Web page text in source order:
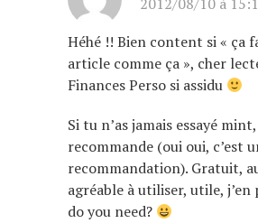
Héhé !! Bien content si « ça
article comme ça », cher
Finances Perso si assidu
Si tu n’as jamais essayé
recommande (oui oui, c’est
recommandation). Gratuit,
agréable à utiliser, utile, j’en
do you need?